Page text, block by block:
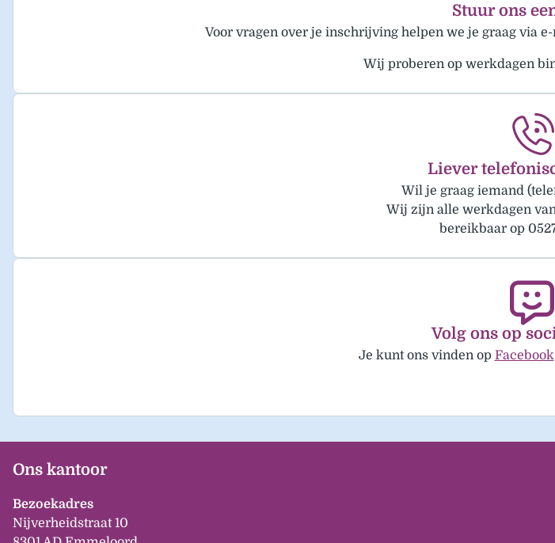
Stuur ons
Voor vragen over je inschrijving helpen we je graag via
Wij proberen op werkdagen
Liever
Wil je graag iemand
Wij zijn alle werkdagen
bereikbaar op
Volg ons op
Je kunt ons vinden op Facebook
Ons kantoor
Bezoekadres
Nijverheidstraat 10